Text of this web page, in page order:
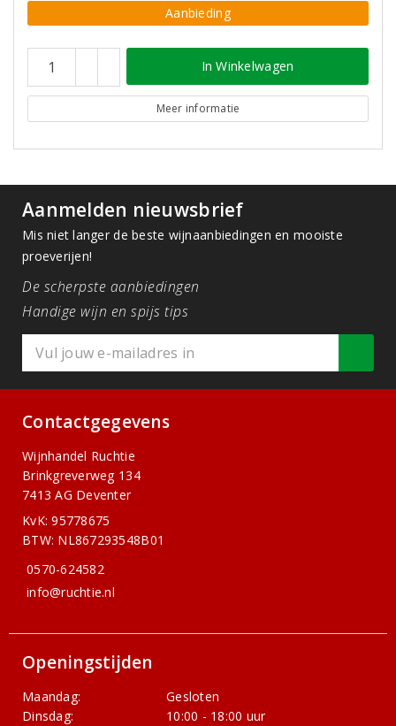
Aanbieding
In Winkelwagen
Meer informatie
Aanmelden nieuwsbrief
Mis niet langer de beste wijnaanbiedingen en mooiste
proeverijen!
De scherpste aanbiedingen
Handige wijn en spijs tips
Contactgegevens
Wijnhandel Ruchtie
Brinkgreverweg 134
7413 AG Deventer
KvK: 95778675
BTW: NL867293548B01
0570-624582
info@ruchtie.nl
Openingstijden
Maandag:
Gesloten
Dinsdag:
10:00 - 18:00 uur